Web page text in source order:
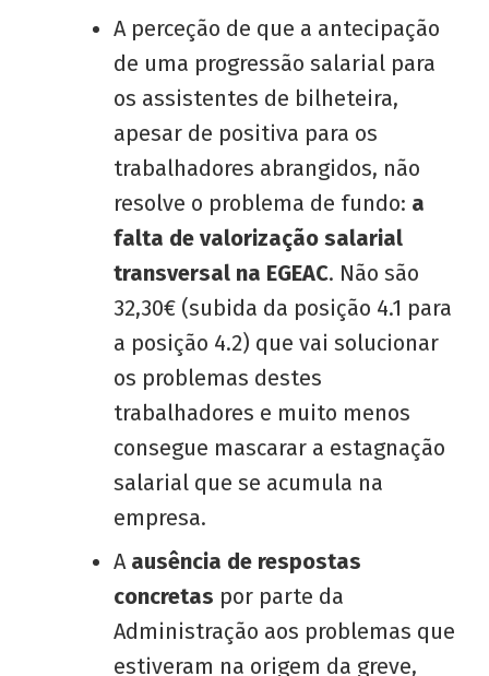
A perceção de que a antecipação
de uma progressão salarial para
os assistentes de bilheteira,
apesar de positiva para os
trabalhadores abrangidos, não
resolve o problema de fundo: a
falta de valorização salarial
transversal na EGEAC. Não são
32,30€ (subida da posição 4.1 para
a posição 4.2) que vai solucionar
os problemas destes
trabalhadores e muito menos
consegue mascarar a estagnação
salarial que se acumula na
empresa.
A ausência de respostas
concretas por parte da
Administração aos problemas que
estiveram na origem da greve,